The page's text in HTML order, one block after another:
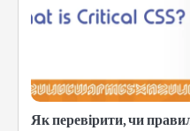
Як перевірити, чи